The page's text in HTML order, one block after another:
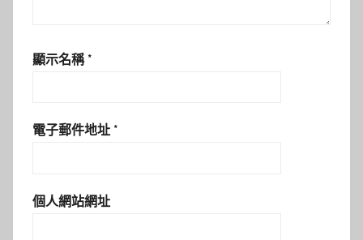
顯示名稱 *
電子郵件地址 *
個人網站網址